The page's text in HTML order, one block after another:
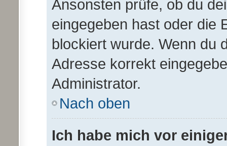
Ansonsten prüfe, ob du
eingegeben hast oder die
blockiert wurde. Wenn du
Adresse korrekt
Administrator.
Nach oben
Ich habe mich vor